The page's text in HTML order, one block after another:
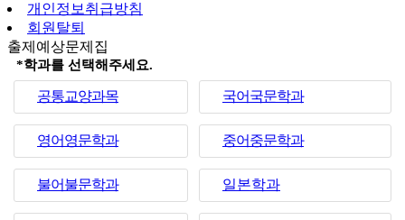
개인정보취급방침
회원탈퇴
출제예상문제집
*학과를 선택해주세요.
공통교양과목 국어국문학과
영어영문학과 중어중문학과
불어불문학과 일본학과